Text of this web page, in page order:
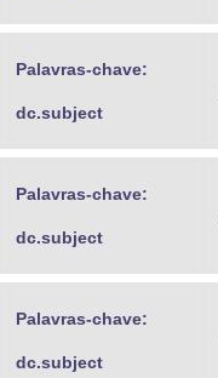
Palavras-chave:
dc.subject
Palavras-chave:
dc.subject
Palavras-chave:
dc.subject